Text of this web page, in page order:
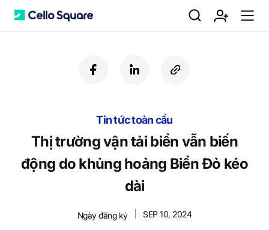
C 검 회 m
f
a
b
o
k
i
e
d
i
n
c
o
L
Tin tức toàn cầu
Thị trường vận tải biển vẫn biến
động do khủng hoảng Biển Đỏ kéo
dài
Ngày đăng ký SEP 10, 2024